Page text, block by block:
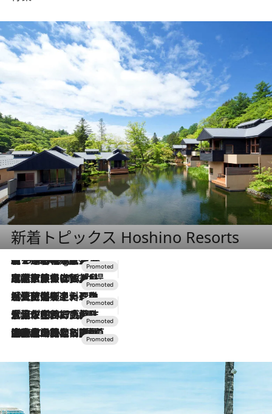
新着トピックス Hoshino Resorts
1 Hour Ago
【トンボの足水浴】ヒノキの香りに包まれて涼感マックス！約13℃の湧水かけ流しを避暑地「星野温泉 トンボの湯」で体験
2026.7.31
【ホテル帰省】という選択肢をOMOが提案。家族とほどよい距離を保つには「昼は実家、夜は気兼ねなくホテルで！」
2026.7.24
【夏限定ディナーコース】旬を迎える稚鮎や花ズッキーニなどをイタリア・トスカーナの郷土料理の手法で満喫！
2026.7.17
「土佐和ハーブかき氷」がOMO7高知に登場！生姜、山椒、大葉など目にも舌にも涼を呼ぶ郷土の味
2026.7.10
NEW OPEN！【界 草津】名湯の地に誕生。趣の異なる2種の温泉と上州ならではの会席・蕎麦割烹など美食を味わう究極の癒やし旅